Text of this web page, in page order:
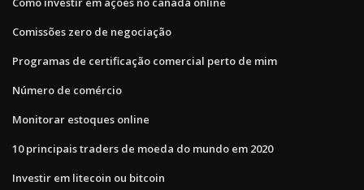
Comissões zero de negociação
Programas de certificação comercial perto de mim
Número de comércio
Monitorar estoques online
10 principais traders de moeda do mundo em 2020
Investir em litecoin ou bitcoin